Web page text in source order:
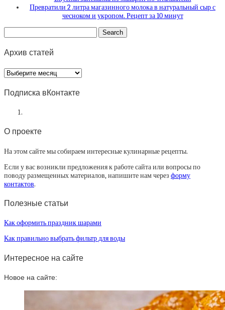
Превратили 2 литра магазинного молока в натуральный сыр с
чесноком и укропом. Рецепт за 10 минут
Архив статей
Архив
статей
Подписка вКонтакте
О проекте
На этом сайте мы собираем интересные кулинарные рецепты.
Если у вас возникли предложения к работе сайта или вопросы по
поводу размещенных материалов, напишите нам через форму
контактов.
Полезные статьи
Как оформить праздник шарами
Как правильно выбрать фильтр для воды
Интересное на сайте
Новое на сайте: